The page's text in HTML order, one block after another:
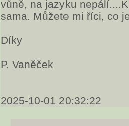
vůně, na jazyku
sama. Můžete mi říci, co
Díky
P. Vaněček
2025-10-01 20:32:22